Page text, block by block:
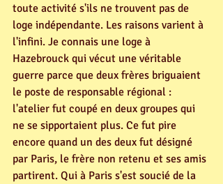
toute activité s'ils ne trouvent pas de
loge indépendante. Les raisons varient à
l'infini. Je connais une loge à
Hazebrouck qui vécut une véritable
guerre parce que deux frères briguaient
le poste de responsable régional :
l'atelier fut coupé en deux groupes qui
ne se sipportaient plus. Ce fut pire
encore quand un des deux fut désigné
par Paris, le frère non retenu et ses amis
partirent. Qui à Paris s'est soucié de la